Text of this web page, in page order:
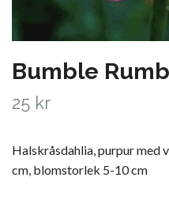
Bumble
25 kr
Halskråsdahlia, purpur med
cm, blomstorlek 5-10 cm